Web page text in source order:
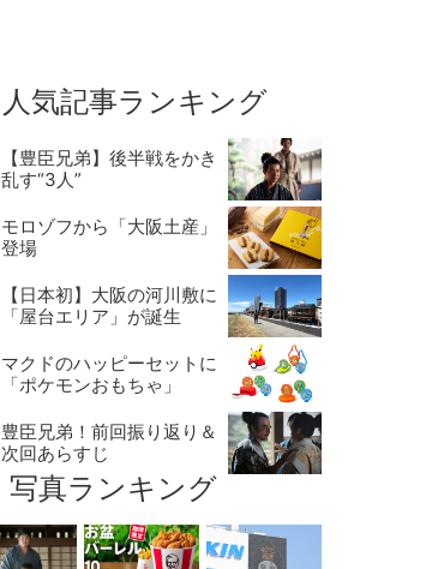
人気記事ランキング
【豊臣兄弟】後半戦をかき
乱す“3人”
モロゾフから「大阪土産」
登場
【日本初】大阪の河川敷に
「屋台エリア」が誕生
マクドのハッピーセットに
「ポケモンおもちゃ」
豊臣兄弟！前回振り返り＆
次回あらすじ
写真ランキング